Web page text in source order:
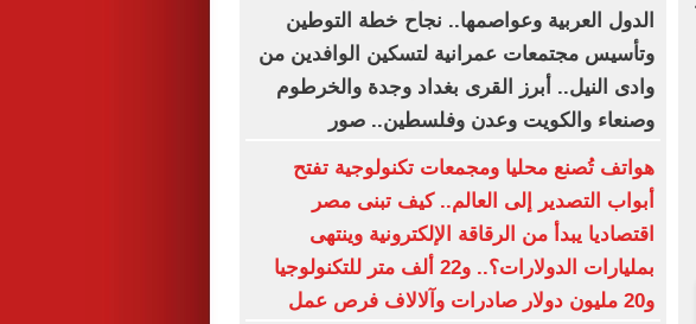
الدول العربية وعواصمها.. نجاح خطة التوطين
وتأسيس مجتمعات عمرانية لتسكين الوافدين من
وادى النيل.. أبرز القرى بغداد وجدة والخرطوم
وصنعاء والكويت وعدن وفلسطين.. صور
هواتف تُصنع محليا ومجمعات تكنولوجية تفتح
أبواب التصدير إلى العالم.. كيف تبنى مصر
اقتصاديا يبدأ من الرقاقة الإلكترونية وينتهى
بمليارات الدولارات؟.. و22 ألف متر للتكنولوجيا
و20 مليون دولار صادرات وآلالاف فرص عمل